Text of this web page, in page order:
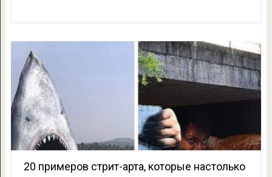
20 примеров стрит-арта, которые настолько